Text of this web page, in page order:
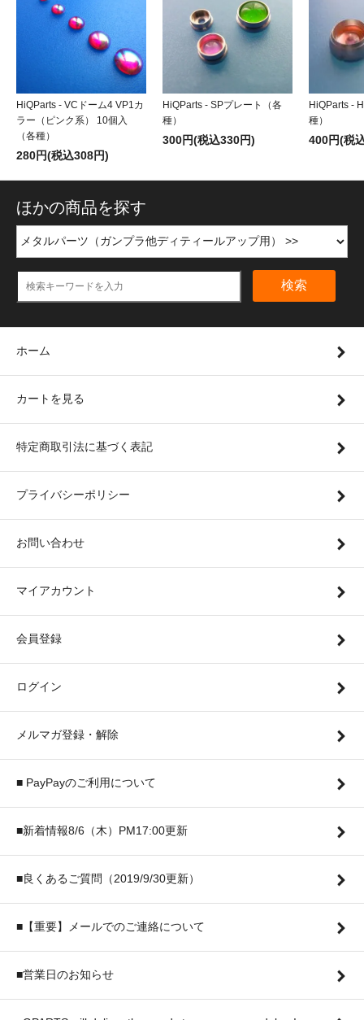
HiQParts - VCドーム4 VP1カ
ラー（ピンク系） 10個入
（各種）
280円(税込308円)
HiQParts - SPプレート（各
種）
300円(税込330円)
HiQParts -
種）
400円(税
ほかの商品を探す
検索
ホーム
カートを見る
特定商取引法に基づく表記
プライバシーポリシー
お問い合わせ
マイアカウント
会員登録
ログイン
メルマガ登録・解除
■ PayPayのご利用について
■新着情報8/6（木）PM17:00更新
■良くあるご質問（2019/9/30更新）
■【重要】メールでのご連絡について
■営業日のお知らせ